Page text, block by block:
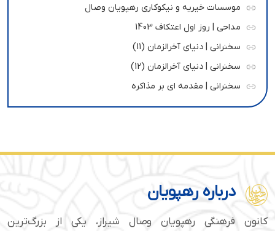
موسسات خیریه و نیکوکاری رهپویان وصال
مداحی | روز اول اعتکاف 1403
سخنرانی | دنیای آخرالزمان (11)
سخنرانی | دنیای آخرالزمان (12)
سخنرانی | مقدمه ای بر مذاکره
درباره رهپویان
کانون فرهنگی رهپویان وصال شیراز، یکی از بزرگ‌ترین